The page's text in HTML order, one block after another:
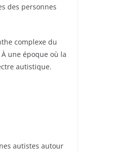
des personnes
complexe du
une époque où la
autistique.
autistes autour